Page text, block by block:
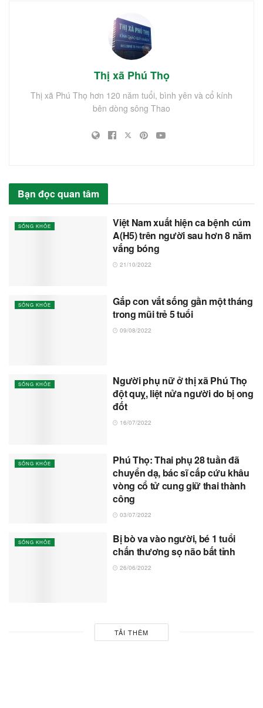
Thị xã Phú Thọ
Thị xã Phú Thọ hơn 120 năm tuổi, bình yên và cổ kính
bên dòng sông Thao
Bạn đọc quan tâm
SỐNG KHỎE
Việt Nam xuất hiện ca bệnh cúm
A(H5) trên người sau hơn 8 năm
vắng bóng
21/10/2022
SỐNG KHỎE
Gắp con vắt sống gần một tháng
trong mũi trẻ 5 tuổi
09/08/2022
SỐNG KHỎE
Người phụ nữ ở thị xã Phú Thọ
đột quỵ, liệt nửa người do bị ong
đốt
16/07/2022
SỐNG KHỎE
Phú Thọ: Thai phụ 28 tuần đã
chuyển dạ, bác sĩ cấp cứu khâu
vòng cổ tử cung giữ thai thành
công
03/07/2022
SỐNG KHỎE
Bị bò va vào người, bé 1 tuổi
chấn thương sọ não bất tỉnh
26/06/2022
TẢI THÊM